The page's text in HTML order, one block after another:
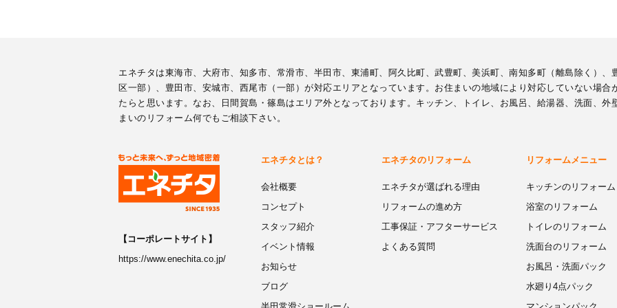
エネチタは東海市、大府市、知多市、常滑市、半田市、東浦町、阿久比町、武豊町、美浜町、南知多町（離島除く）
区一部）、豊田市、安城市、西尾市（一部）が対応エリアとなっています。お住まいの地域により対応していない場
たらと思います。なお、日間賀島・篠島はエリア外となっております。キッチン、トイレ、お風呂、給湯器、洗面、
まいのリフォーム何でもご相談下さい。
【コーポレートサイト】
https://www.enechita.co.jp/
エネチタとは？
会社概要
コンセプト
スタッフ紹介
イベント情報
お知らせ
ブログ
エネチタのリフォーム
エネチタが選ばれる理由
リフォームの進め方
工事保証・アフターサービス
よくある質問
リフォームメニュー
キッチンのリフォーム
浴室のリフォーム
トイレのリフォーム
洗面台のリフォーム
お風呂・洗面パック
水廻り4点パック